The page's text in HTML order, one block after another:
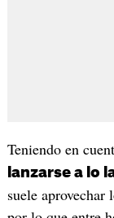
Teniendo en
lanzarse a lo
suele aprovechar